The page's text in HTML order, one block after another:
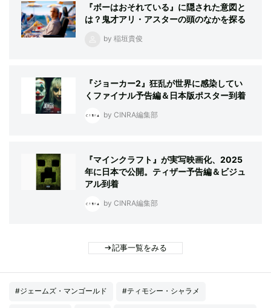
『ボーはおそれている』に隠された意図と
は？鬼才アリ・アスターの頭のなかを探る
by 稲垣貴俊
『ジョーカー2』狂乱が世界に感染してい
くファイナル予告編＆日本版ポスター到着
by CINRA編集部
『マインクラフト』が実写映画化、2025
年に日本で公開。ティザー予告編＆ビジュ
アル到着
by CINRA編集部
記事一覧をみる
#ジェームズ・マンゴールド #ティモシー・シャラメ